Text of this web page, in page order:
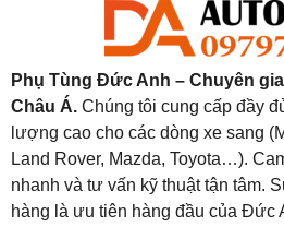
Phụ Tùng Đức Anh – Chuyên
Châu Á. Chúng tôi cung cấp đầy
lượng cao cho các dòng xe sang
Land Rover, Mazda, Toyota…).
nhanh và tư vấn kỹ thuật tận tâm.
hàng là ưu tiên hàng đầu của Đức